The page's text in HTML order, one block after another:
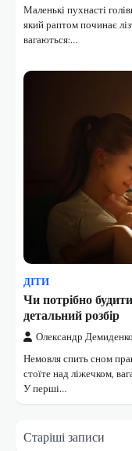
Маленькі пухнасті
який раптом починає
вагаються:…
ДІТИ
Чи потрібно
детальний розбір
Олександр Демиденко
Немовля спить сном
стоїте над ліжечком,
У перші…
Навігація
Старіші записи